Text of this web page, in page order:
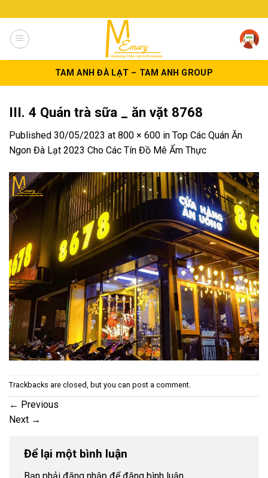
to
content
TAM ANH ĐÀ LẠT – TAM ANH GROUP
III. 4 Quán trà sữa _ ăn vặt 8768
Published 30/05/2023 at 800 × 600 in Top Các Quán Ăn
Ngon Đà Lạt 2023 Cho Các Tín Đồ Mê Ẩm Thực
Trackbacks are closed, but you can post a comment.
← Previous
Next →
Để lại một bình luận